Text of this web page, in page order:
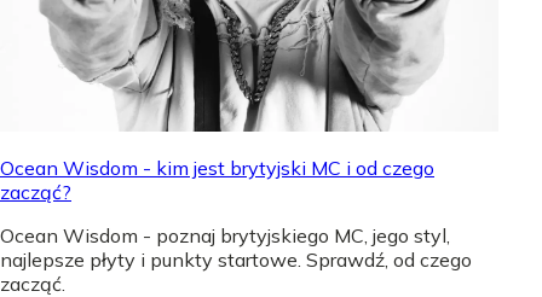
Ocean Wisdom - kim jest brytyjski MC i od czego
zacząć?
Ocean Wisdom - poznaj brytyjskiego MC, jego styl,
najlepsze płyty i punkty startowe. Sprawdź, od czego
zacząć.